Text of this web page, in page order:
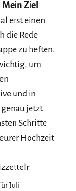
Mein Ziel
erst einen
die Rede
zu heften.
um
und in
genau jetzt
Schritte
Hochzeit
Juli